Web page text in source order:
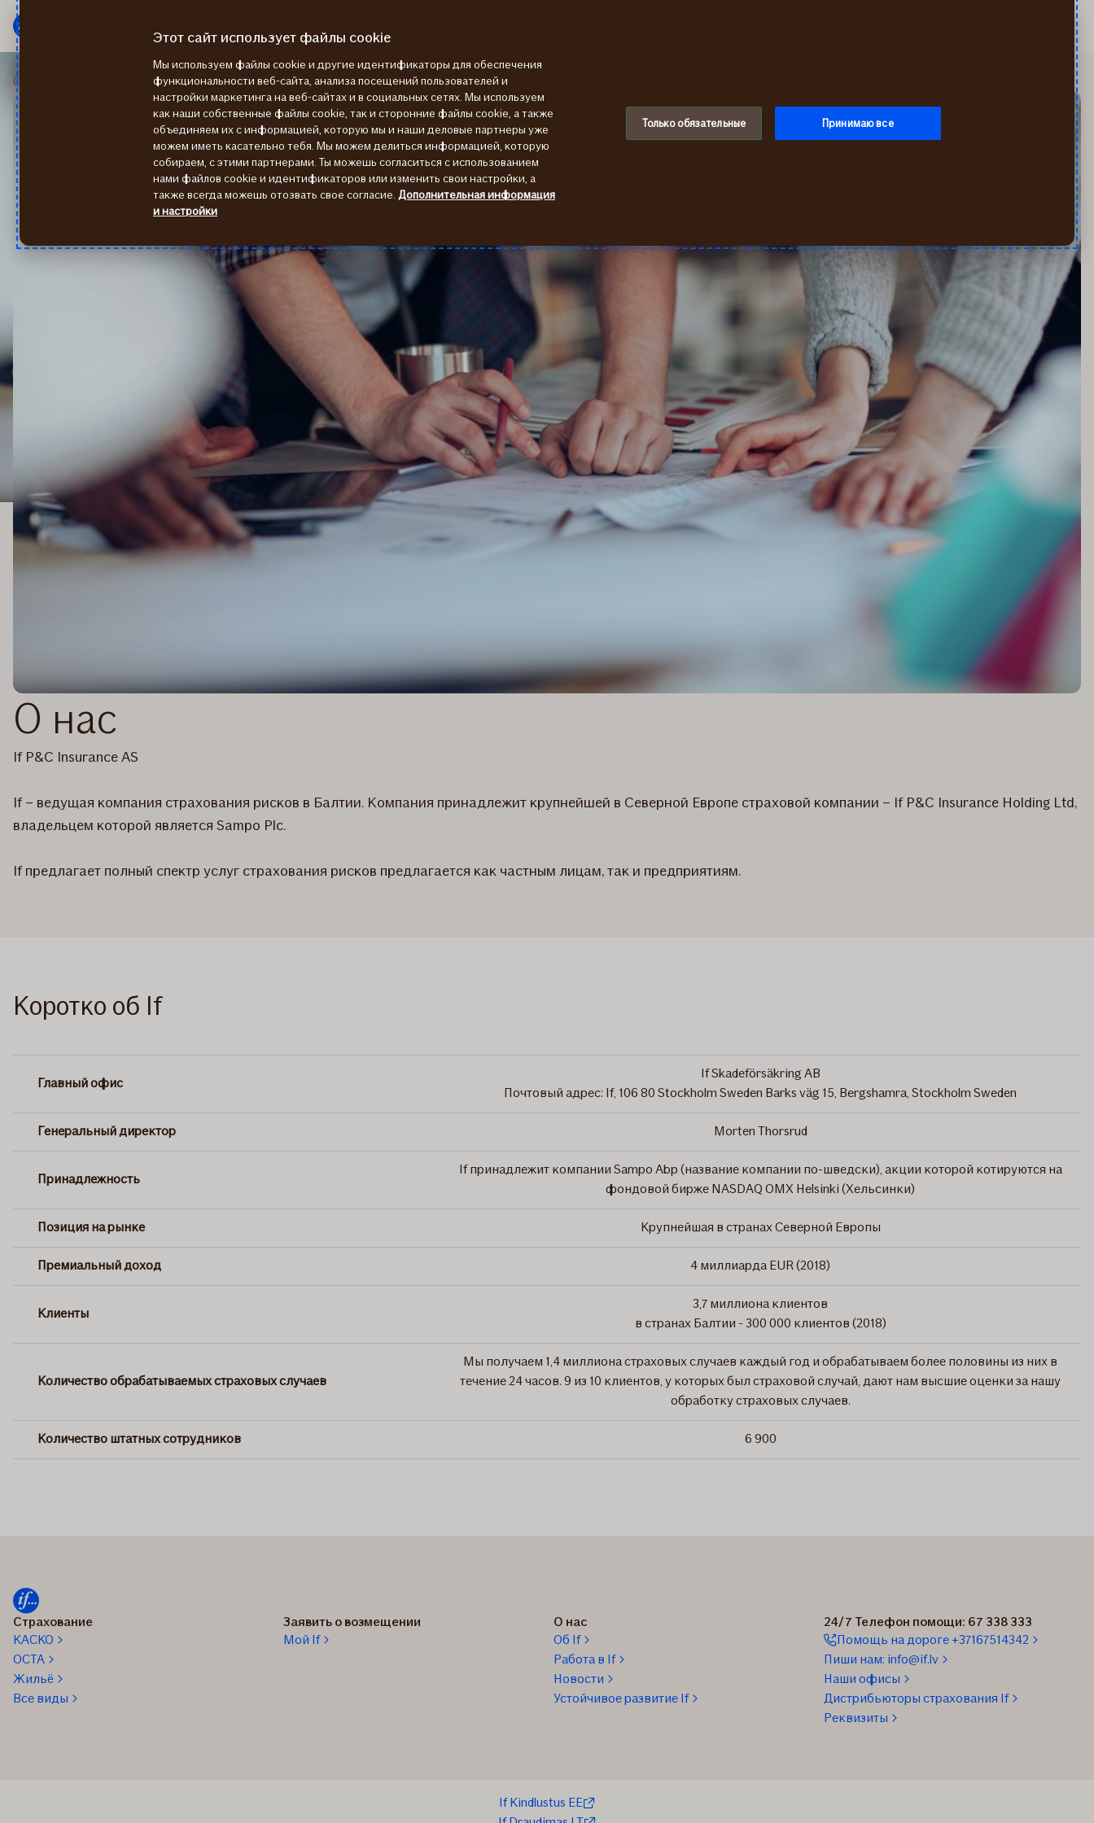
Мену
Перейти
содержанию
Об If
О нас
If P&C Insurance AS
If – ведущая компания страхования рисков в Балтии. Компания принадлежит крупнейшей в Северной Европе страховой компании – If P&C Insurance Holding Ltd,
владельцем которой является Sampo Plc.
If предлагает полный спектр услуг страхования рисков предлагается как частным лицам, так и предприятиям.
Коротко об If
Главный офис
If Skadeförsäkring AB
Почтовый адрес: If, 106 80 Stockholm Sweden Barks väg 15, Bergshamra, Stockholm Sweden
Генеральный директор Morten Thorsrud
Принадлежность
If принадлежит компании Sampo Abp (название компании по-шведски), акции которой котируются на
фондовой бирже NASDAQ OMX Helsinki (Хельсинки)
Позиция на рынке Крупнейшая в странах Северной Европы
Премиальный доход 4 миллиарда EUR (2018)
Клиенты
3,7 миллиона клиентов
в странах Балтии - 300 000 клиентов (2018)
Количество обрабатываемых страховых случаев
Мы получаем 1,4 миллиона страховых случаев каждый год и обрабатываем более половины из них в
течение 24 часов. 9 из 10 клиентов, у которых был страховой случай, дают нам высшие оценки за нашу
обработку страховых случаев.
Количество штатных сотрудников 6 900
Страхование
КАСКО
OCTA
Жильё
Все виды
Заявить о возмещении
Мой If
О нас
Об If
Работа в If
Новости
Устойчивое развитие If
24/7 Телефон помощи: 67 338 333
Помощь на дороге +37167514342
Пиши нам: info@if.lv
Наши офисы
Дистрибьюторы страхования If
Реквизиты
If Kindlustus EE
Этот сайт использует файлы cookie
Мы используем файлы cookie и другие идентификаторы для обеспечения
функциональности веб-сайта, анализа посещений пользователей и
настройки маркетинга на веб-сайтах и в социальных сетях. Мы используем
как наши собственные файлы cookie, так и сторонние файлы cookie, а также
объединяем их с информацией, которую мы и наши деловые партнеры уже
можем иметь касательно тебя. Мы можем делиться информацией, которую
собираем, с этими партнерами. Ты можешь согласиться с использованием
нами файлов cookie и идентификаторов или изменить свои настройки, а
также всегда можешь отозвать свое согласие. Дополнительная информация
и настройки
Только обязательные Принимаю все